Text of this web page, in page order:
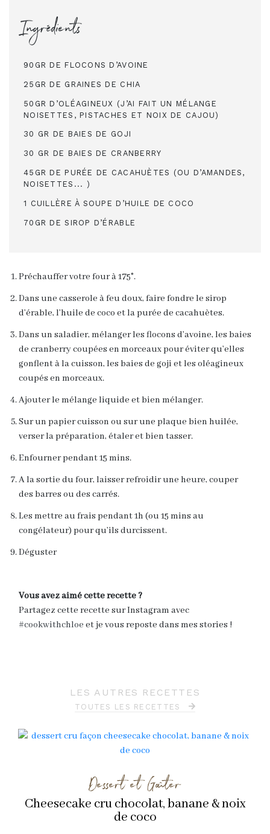
Ingrédients
90GR DE FLOCONS D’AVOINE
25GR DE GRAINES DE CHIA
50GR D’OLÉAGINEUX (J’AI FAIT UN MÉLANGE
NOISETTES, PISTACHES ET NOIX DE CAJOU)
30 GR DE BAIES DE GOJI
30 GR DE BAIES DE CRANBERRY
45GR DE PURÉE DE CACAHUÈTES (OU D’AMANDES,
NOISETTES... )
1 CUILLÈRE À SOUPE D’HUILE DE COCO
70GR DE SIROP D’ÉRABLE
Préchauffer votre four à 175°.
Dans une casserole à feu doux, faire fondre le sirop
d’érable, l’huile de coco et la purée de cacahuètes.
Dans un saladier, mélanger les flocons d’avoine, les baies
de cranberry coupées en morceaux pour éviter qu’elles
gonflent à la cuisson, les baies de goji et les oléagineux
coupés en morceaux.
Ajouter le mélange liquide et bien mélanger.
Sur un papier cuisson ou sur une plaque bien huilée,
verser la préparation, étaler et bien tasser.
Enfourner pendant 15 mins.
A la sortie du four, laisser refroidir une heure, couper
des barres ou des carrés.
Les mettre au frais pendant 1h (ou 15 mins au
congélateur) pour qu’ils durcissent.
Déguster
Vous avez aimé cette recette ?
Partagez cette recette sur Instagram avec
#cookwithchloe et je vous reposte dans mes stories !
LES AUTRES RECETTES
TOUTES LES RECETTES
Dessert et Goûter
Cheesecake cru chocolat, banane & noix
de coco